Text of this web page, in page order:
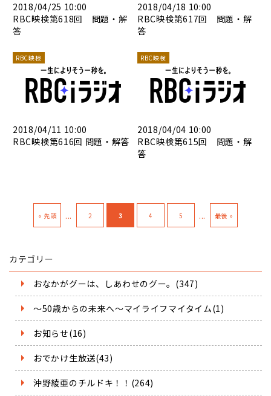
2018/04/25 10:00
RBC映検第618回 問題・解
答
2018/04/18 10:00
RBC映検第617回 問題・解
答
RBC映検
2018/04/11 10:00
RBC映検第616回 問題・解答
RBC映検
2018/04/04 10:00
RBC映検第615回 問題・解
答
« 先頭 ... 2 3 4 5 ... 最後 »
カテゴリー
おなかがグーは、しあわせのグー。(347)
～50歳からの未来へ～マイライフマイタイム(1)
お知らせ(16)
おでかけ生放送(43)
沖野綾亜のチルドキ！！(264)